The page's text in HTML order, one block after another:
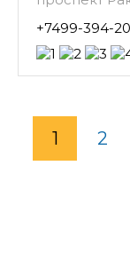
+7499-394-
1 2